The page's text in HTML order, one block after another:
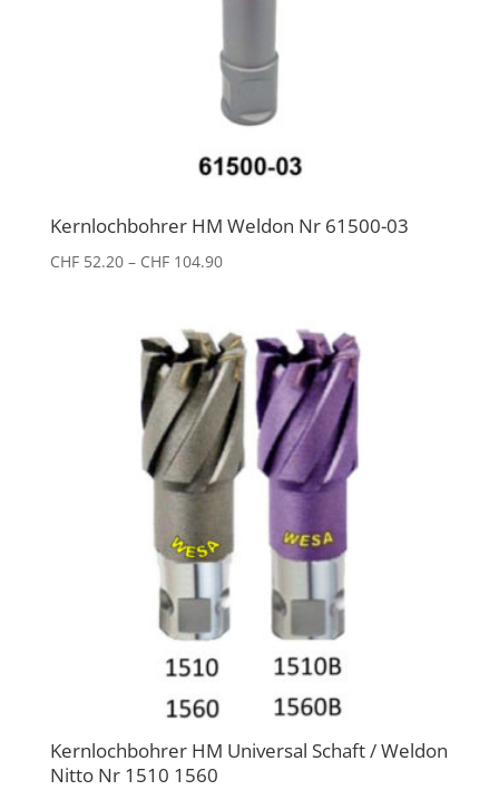
Kernlochbohrer HM Weldon Nr 61500-03
CHF52.20 – CHF104.90Preisspanne:
CHF 104.90
Kernlochbohrer HM Universal Schaft / Weldon
Nitto Nr 1510 1560